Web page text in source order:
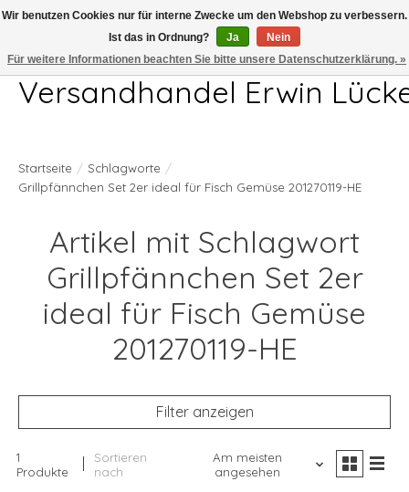
Telefon 04407 715872 MO-DO 7.00-17.00Uhr FR 7.00-13.00Uhr
Versandhandel Erwin
Startseite / Schlagworte /
Grillpfännchen Set 2er ideal für Fisch Gemüse 201270119-HE
Artikel mit Schlagwort
Grillpfännchen Set 2er
ideal für Fisch Gemüse
201270119-HE
Filter anzeigen
1
Produkte
Sortieren
nach
Am meisten
angesehen
Wir benutzen Cookies nur für interne Zwecke um den Webshop zu verbessern.
Ist das in Ordnung?
Ja
Nein
Für weitere Informationen beachten Sie bitte unsere Datenschutzerklärung. »